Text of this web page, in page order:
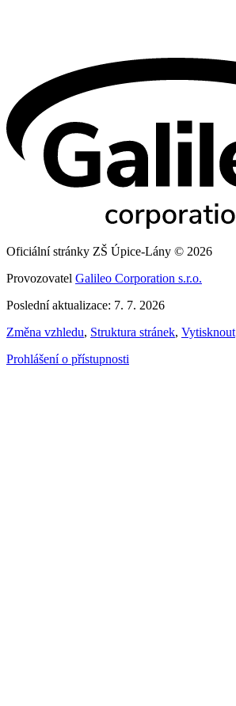
Oficiální stránky ZŠ Úpice-Lány © 2026
Provozovatel Galileo Corporation s.r.o.
Poslední aktualizace: 7. 7. 2026
Změna vzhledu, Struktura stránek, Vytisknout
Prohlášení o přístupnosti